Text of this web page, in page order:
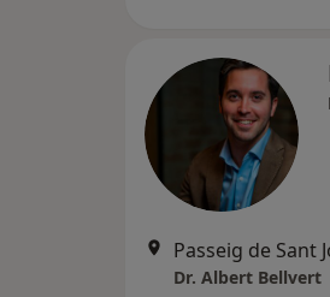
Dr. Albert Bellvert